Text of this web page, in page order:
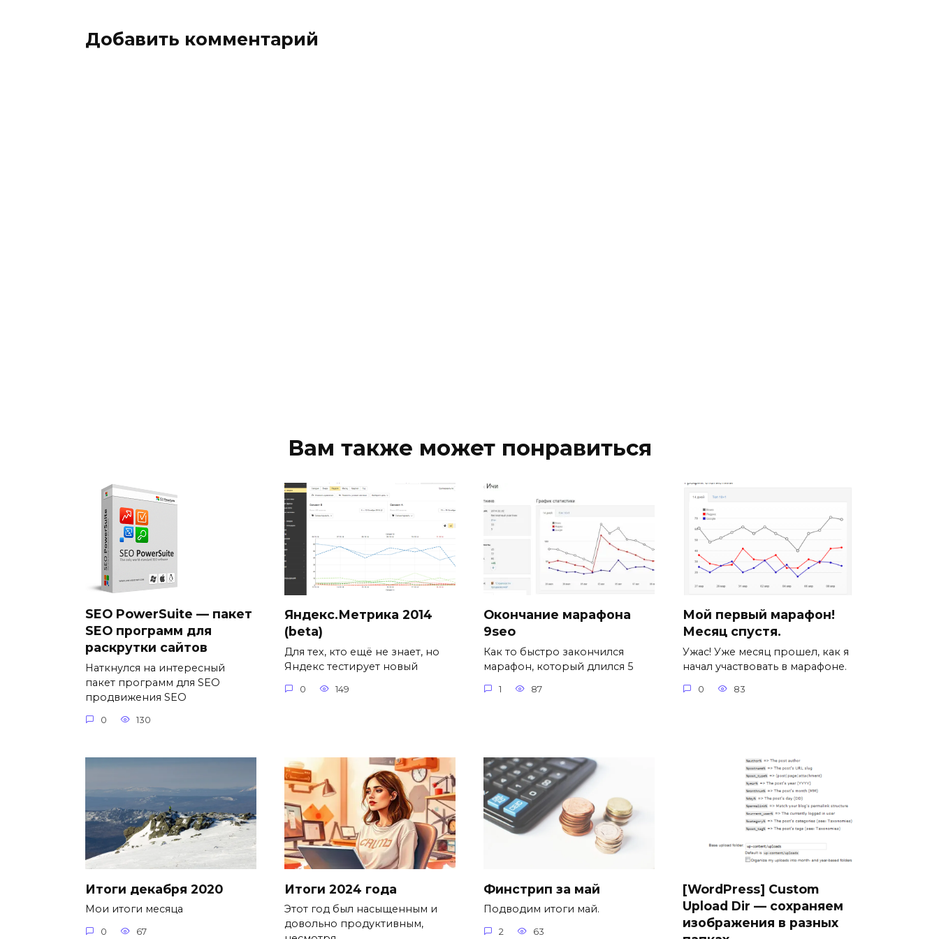
Добавить комментарий
Вам также может понравиться
SEO PowerSuite — пакет
SEO программ для
раскрутки сайтов
Наткнулся на интересный
пакет программ для SEO
продвижения SEO
0 130
Яндекс.Метрика 2014
(beta)
Для тех, кто ещё не знает, но
Яндекс тестирует новый
0 149
Окончание марафона
9seo
Как то быстро закончился
марафон, который длился 5
1 87
Мой первый марафон!
Месяц спустя.
Ужас! Уже месяц прошел, как я
начал участвовать в марафоне.
0 83
Итоги декабря 2020
Мои итоги месяца
0 67
Итоги 2024 года
Этот год был насыщенным и
довольно продуктивным,
Финстрип за май
Подводим итоги май.
2 63
[WordPress] Custom
Upload Dir — сохраняем
изображения в разных